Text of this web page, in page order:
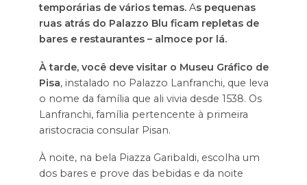
temporárias de vários temas. Aspequenas
ruas atrás do Palazzo Blu ficam repletas de
bares e restaurantes – almoce por lá.
À tarde, você deve visitar o Museu Gráfico de
Pisa, instalado no Palazzo Lanfranchi, que leva
o nome da família que ali vivia desde 1538. Os
Lanfranchi, família pertencente à primeira
aristocracia consular Pisan.
À noite, na bela Piazza Garibaldi, escolha um
dos bares e prove das bebidas e da noite